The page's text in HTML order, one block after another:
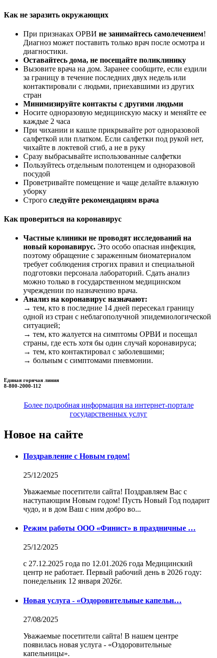
Как не заразить окружающих
При признаках ОРВИ не занимайтесь самолечением!
Диагноз может поставить только врач после осмотра и
диагностики.
Оставайтесь дома, не посещайте поликлинику
Вызовите врача на дом. Заранее сообщите, если ездили
за границу в течение последних двух недель или
контактировали с людьми, приехавшими из других
стран
Минимизируйте контакты с другими людьми
Носите одноразовую медицинскую маску и меняйте ее
каждые 2 часа
При чихании и кашле прикрывайте рот одноразовой
салфеткой или платком. Если салфетки под рукой нет,
чихайте в локтевой сгиб, а не в руку
Сразу выбрасывайте использованные салфетки
Пользуйтесь отдельным полотенцем и одноразовой
посудой
Проветривайте помещение и чаще делайте влажную
уборку
Строго следуйте рекомендациям врача
Как провериться на коронавирус
Частные клиники не проводят исследований на
новый коронавирус. Это особо опасная инфекция,
поэтому обращение с зараженным биоматериалом
требует соблюдения строгих правил и специальной
подготовки персонала лабораторий. Сдать анализ
можно только в государственном медицинском
учреждении по назначению врача.
Анализ на коронавирус назначают:
→ тем, кто в последние 14 дней пересекал границу
одной из стран с неблагополучной эпидемиологической
ситуацией;
→ тем, кто жалуется на симптомы ОРВИ и посещал
страны, где есть хотя бы один случай коронавируса;
→ тем, кто контактировал с заболевшими;
→ больным с симптомами пневмонии.
Единая горячая линия
8-800-2000-112
Более подробная информация на интернет-портале
государственных услуг
Новое на сайте
Поздравление с Новым годом!
25/12/2025
Уважаемые посетители сайта! Поздравляем Вас с
наступающим Новым годом! Пусть Новый Год подарит
чудо, и в дом Ваш с ним добро во...
Режим работы ООО «Финист» в праздничные …
25/12/2025
с 27.12.2025 года по 12.01.2026 года Медицинский
центр не работает. Первый рабочий день в 2026 году:
понедельник 12 января 2026г.
Новая услуга - «Оздоровительные капельн…
27/08/2025
Уважаемые посетители сайта! В нашем центре
появилась новая услуга - «Оздоровительные
капельницы».